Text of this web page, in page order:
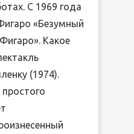
С 1969 года
«Безумный
Какое
(1974).